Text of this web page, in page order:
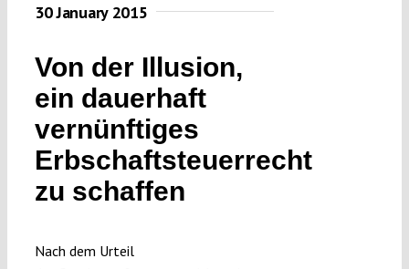
Verfassungs
Verfassungs
editorial
30 January 2015
Von der Illusion,
ein dauerhaft
vernünftiges
Erbschaftsteuerrecht
zu schaffen
Nach dem Urteil